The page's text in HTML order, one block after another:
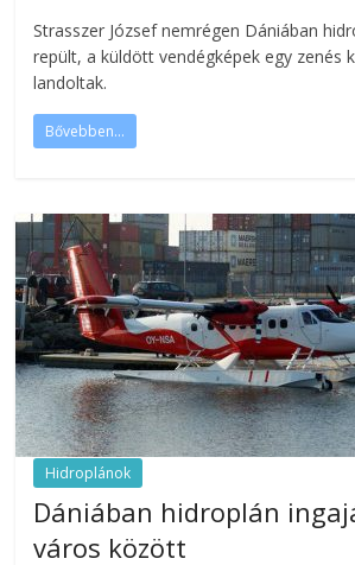
Strasszer József nemrégen Dániában
repült, a küldött vendégképek egy zenés
landoltak.
Bővebben...
Hidroplánok
Dániában hidroplán
város között